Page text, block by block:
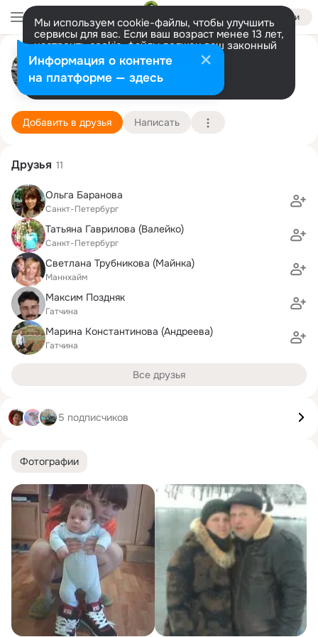
Войти
Мы используем cookie-файлы, чтобы улучшить
сервисы для вас. Если ваш возраст менее 13 лет,
настроить cookie-файлы должен ваш законный
представитель. Больше информации
Разрешить все Настроить
александр гаврилов
санкт-петербург
7 школа
Подробнее
Добавить в друзья Написать
Фотографии
Друзья 11
Ольга Баранова
Санкт-Петербург
Татьяна Гаврилова (Валейко)
Санкт-Петербург
Светлана Трубникова (Майнка)
Маннхайм
Максим Поздняк
Гатчина
Марина Константинова (Андреева)
Гатчина
Все друзья
5 подписчиков
Информация о контенте
на платформе — здесь